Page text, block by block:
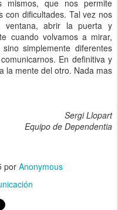
mismos, que nos permite
con dificultades. Tal vez nos
ventana, abrir la puerta y
cuando volvamos a mirar,
simplemente diferentes
En definitiva y
la mente del otro. Nada mas
Sergi Llopart
Equipo de Dependentia
por Anonymous